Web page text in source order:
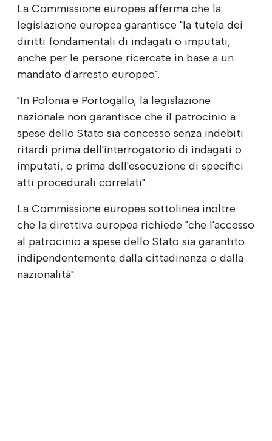
La Commissione europea afferma che la
legislazione europea garantisce "la tutela dei
diritti fondamentali di indagati o imputati,
anche per le persone ricercate in base a un
mandato d'arresto europeo".
"In Polonia e Portogallo, la legislazione
nazionale non garantisce che il patrocinio a
spese dello Stato sia concesso senza indebiti
ritardi prima dell'interrogatorio di indagati o
imputati, o prima dell'esecuzione di specifici
atti procedurali correlati".
La Commissione europea sottolinea inoltre
che la direttiva europea richiede "che l'accesso
al patrocinio a spese dello Stato sia garantito
indipendentemente dalla cittadinanza o dalla
nazionalità".